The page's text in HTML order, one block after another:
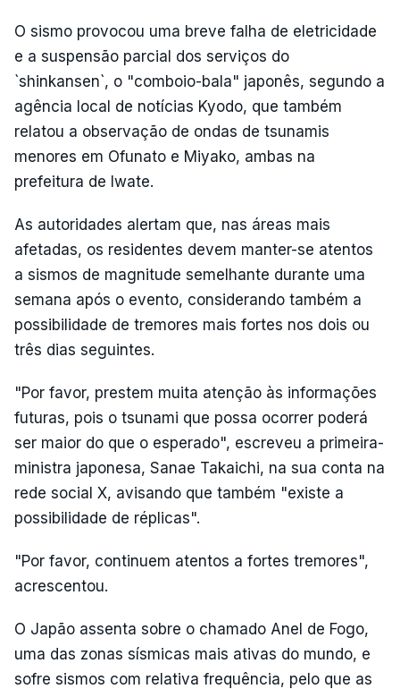
O sismo provocou uma breve falha de eletricidade
e a suspensão parcial dos serviços do
`shinkansen`, o "comboio-bala" japonês, segundo a
agência local de notícias Kyodo, que também
relatou a observação de ondas de tsunamis
menores em Ofunato e Miyako, ambas na
prefeitura de Iwate.
As autoridades alertam que, nas áreas mais
afetadas, os residentes devem manter-se atentos
a sismos de magnitude semelhante durante uma
semana após o evento, considerando também a
possibilidade de tremores mais fortes nos dois ou
três dias seguintes.
"Por favor, prestem muita atenção às informações
futuras, pois o tsunami que possa ocorrer poderá
ser maior do que o esperado", escreveu a primeira-
ministra japonesa, Sanae Takaichi, na sua conta na
rede social X, avisando que também "existe a
possibilidade de réplicas".
"Por favor, continuem atentos a fortes tremores",
acrescentou.
O Japão assenta sobre o chamado Anel de Fogo,
uma das zonas sísmicas mais ativas do mundo, e
sofre sismos com relativa frequência, pelo que as